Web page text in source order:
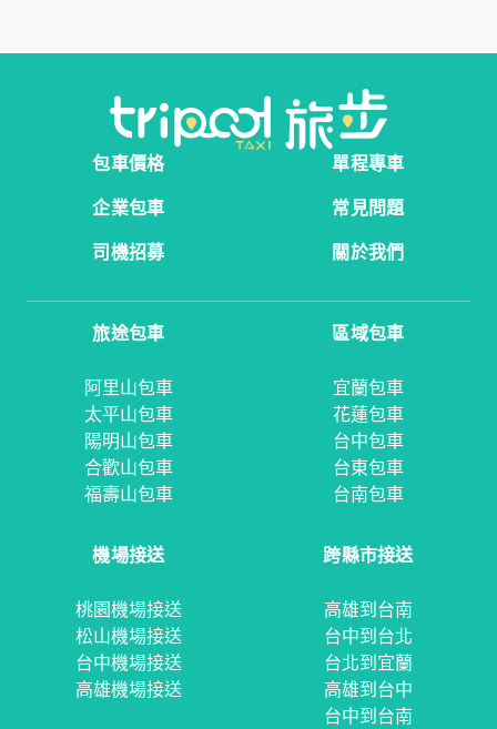
包車價格
單程專車
企業包車
常見問題
司機招募
關於我們
旅途包車
阿里山包車
太平山包車
陽明山包車
合歡山包車
福壽山包車
區域包車
宜蘭包車
花蓮包車
台中包車
台東包車
台南包車
機場接送
桃園機場接送
松山機場接送
台中機場接送
高雄機場接送
跨縣市接送
高雄到台南
台中到台北
台北到宜蘭
高雄到台中
台中到台南